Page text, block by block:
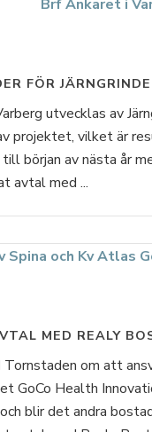
FÖR
utvecklas av
projektet, vilket är
början av nästa år
avtal med ...
MED REALY
om att
GoCo Health
blir det andra